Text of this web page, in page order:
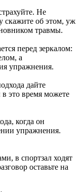
Не
скажите об этом, уж
травмы.
перед зеркалом:
а
упражнения.
дайте
это время можете
когда он
упраж­нения.
в спорт­зал ходят
оставьте на